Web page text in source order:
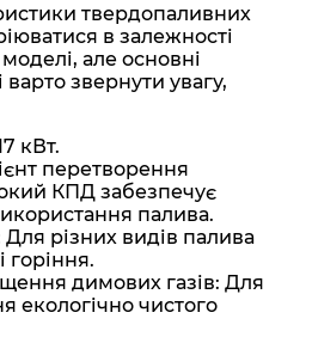
твердопаливних
в залежності
але основні
звернути увагу,
кВт.
перетворення
КПД забезпечує
палива.
різних видів палива
горіння.
димових газів: Для
екологічно чистого